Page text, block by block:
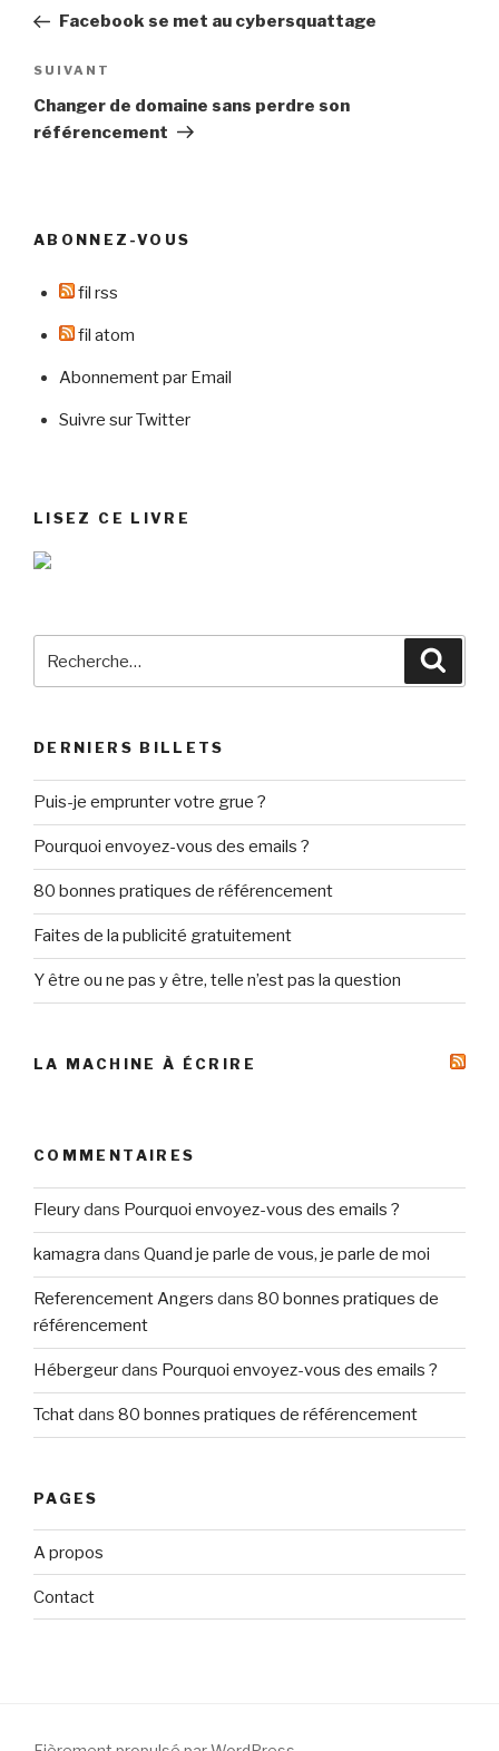
l’article
précédent
Facebook se met au cybersquattage
Article
suivant
SUIVANT
Changer de domaine sans perdre son
référencement
ABONNEZ-VOUS
fil rss
fil atom
Abonnement par Email
Suivre sur Twitter
LISEZ CE LIVRE
pour
DERNIERS BILLETS
Puis-je emprunter votre grue ?
Pourquoi envoyez-vous des emails ?
80 bonnes pratiques de référencement
Faites de la publicité gratuitement
Y être ou ne pas y être, telle n’est pas la question
LA MACHINE À ÉCRIRE
COMMENTAIRES
Fleurydans Pourquoi envoyez-vous des emails ?
kamagra dans Quand je parle de vous, je parle de moi
Referencement Angers dans 80 bonnes pratiques de
référencement
Hébergeurdans Pourquoi envoyez-vous des emails ?
Tchatdans 80 bonnes pratiques de référencement
PAGES
A propos
Contact